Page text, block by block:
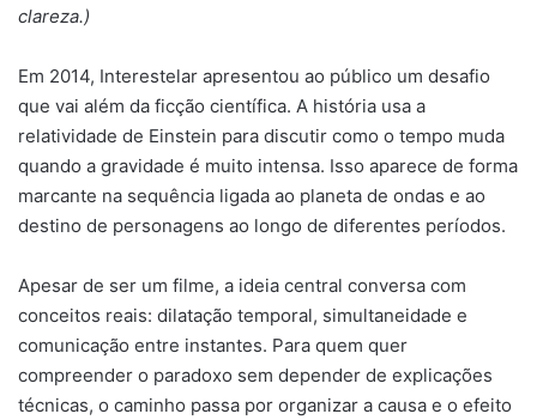
clareza.)
Em 2014, Interestelar apresentou ao público um desafio
que vai além da ficção científica. A história usa a
relatividade de Einstein para discutir como o tempo muda
quando a gravidade é muito intensa. Isso aparece de forma
marcante na sequência ligada ao planeta de ondas e ao
destino de personagens ao longo de diferentes períodos.
Apesar de ser um filme, a ideia central conversa com
conceitos reais: dilatação temporal, simultaneidade e
comunicação entre instantes. Para quem quer
compreender o paradoxo sem depender de explicações
técnicas, o caminho passa por organizar a causa e o efeito